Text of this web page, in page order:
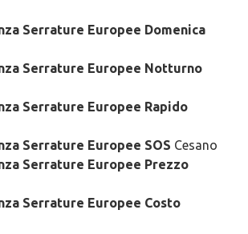
Serrature Europee Domenica
Serrature Europee Notturno
Serrature Europee Rapido
Serrature Europee SOS Cesano
Serrature Europee Prezzo
Serrature Europee Costo